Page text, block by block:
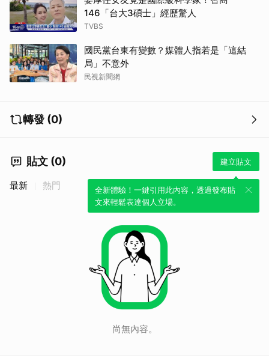
146「台大3碩士」經歷驚人
TVBS
國民黨台東有變數？媒體人指若是「這結
局」不意外
民視新聞網
轉發 (0)
貼文 (0) 建立貼文
全新體驗！一鍵引用此內容，透過發布貼
文來輕鬆表達個人立場。
最新 熱門
尚無內容。